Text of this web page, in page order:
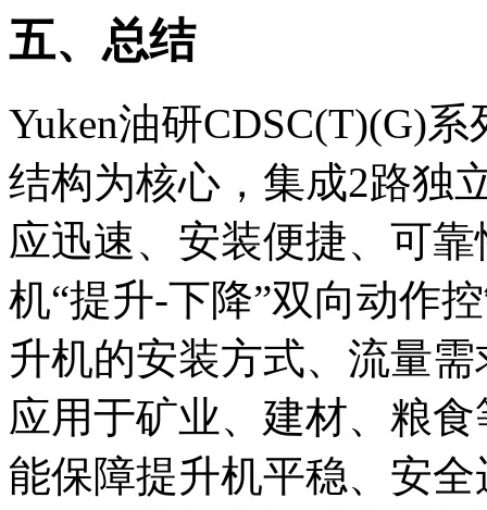
五、总结
Yuken油研CDSC(T)(G)
结构为核心，集成2路独
应迅速、安装便捷、可
机“提升-下降”双向动作
升机的安装方式、流量
应用于矿业、建材、粮
能保障提升机平稳、安